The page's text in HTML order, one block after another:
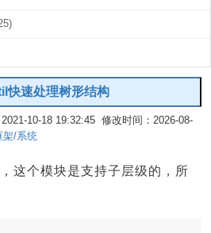
快速处理树形结构
10-18 19:32:45 修改时间：2026-08-
架/系统
这个模块是支持子层级的，所